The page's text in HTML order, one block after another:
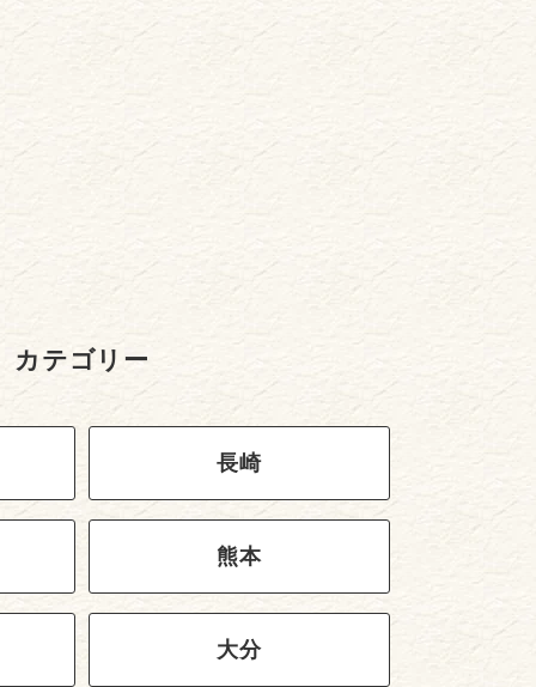
カテゴリー
長崎
熊本
大分